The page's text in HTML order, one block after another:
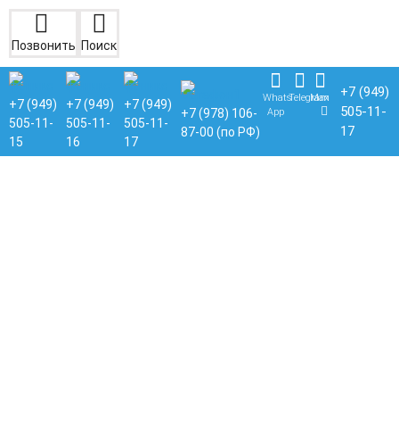
Позвонить Поиск
+7 (949)
505-11-
15
+7 (949)
505-11-
16
+7 (949)
505-11-
17
+7 (978) 106-
87-00 (по РФ)
Whats
App
Telegram
Max
+7 (949)
505-11-
17